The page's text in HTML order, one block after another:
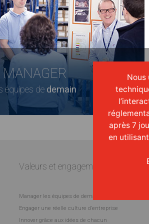
MANAGER
équipes dedemain
Valeurs et engagements
Manager les équipes de demain
Engager une réelle culture d'entreprise
Innover grâce aux idées de chacun
Nous
après 7
en